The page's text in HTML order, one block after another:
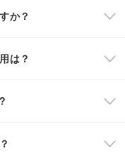
か？
は？